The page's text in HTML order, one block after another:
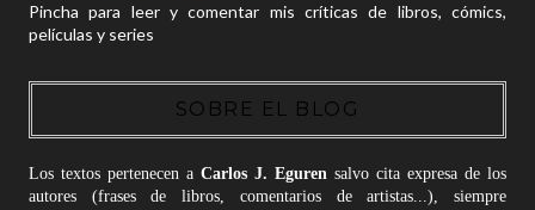
Pincha para leer y comentar mis críticas de libros, cómics,
películas y series
SOBRE EL BLOG
Los textos pertenecen a Carlos J. Egurensalvo cita expresa de los
autores (frases de libros, comentarios de artistas...), siempre